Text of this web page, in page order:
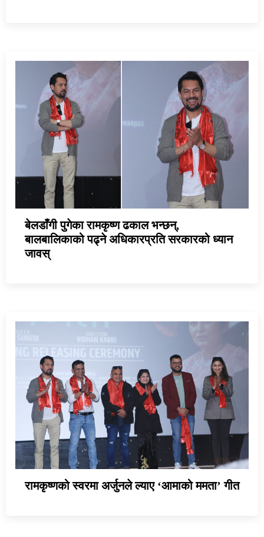
बेलडाँगी पुगेका रामकृष्ण ढकाल भन्छन्,
बालबालिकाको पढ्ने अधिकारप्रति सरकारको ध्यान
जावस्
रामकृष्णको स्वरमा अर्जुनले ल्याए ‘आमाको ममता’ गीत